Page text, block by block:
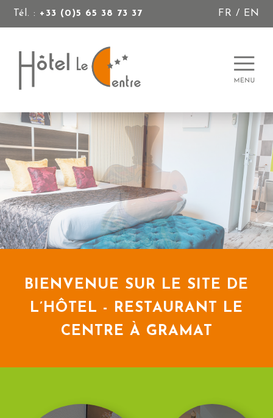
Tél. : +33 (0)5 65 38 73 37 FR / EN
BIENVENUE SUR LE SITE DE
L’HÔTEL - RESTAURANT LE
CENTRE À GRAMAT